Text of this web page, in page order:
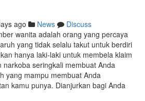
ago News
Discuss
wanita adalah orang yang percaya
yang tidak selalu takut untuk berdiri
hanya laki-laki untuk membela klaim
narkoba seringkali membuat Anda
yang mampu membuat Anda
kamu punya. Dianjurkan bagi Anda